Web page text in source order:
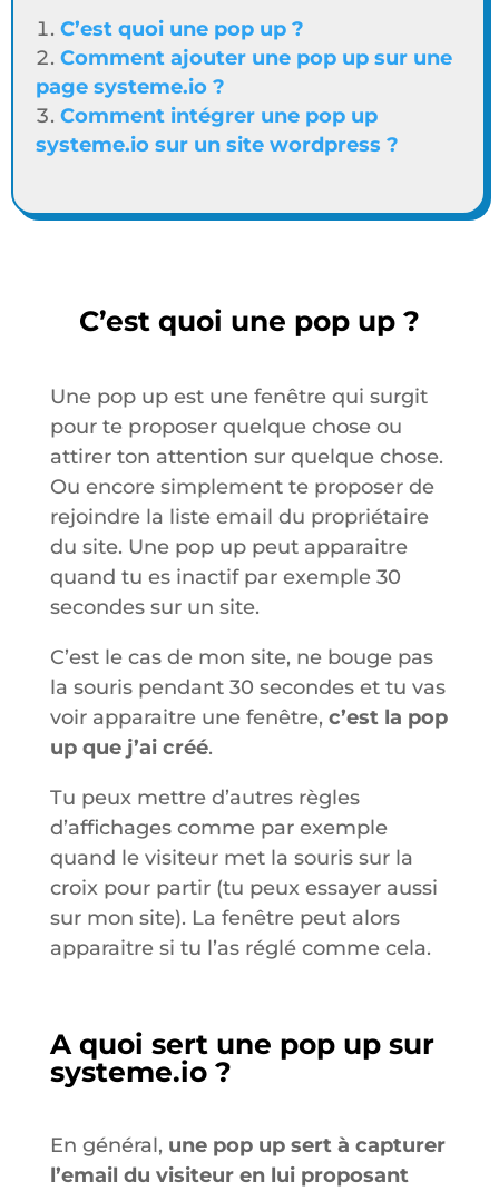
C’est quoi une pop up ?
Comment ajouter une pop up sur une
page systeme.io ?
Comment intégrer une pop up
systeme.io sur un site wordpress ?
C’est quoi une pop up ?
Une pop up est une fenêtre qui surgit
pour te proposer quelque chose ou
attirer ton attention sur quelque chose.
Ou encore simplement te proposer de
rejoindre la liste email du propriétaire
du site. Une pop up peut apparaitre
quand tu es inactif par exemple 30
secondes sur un site.
C’est le cas de mon site, ne bouge pas
la souris pendant 30 secondes et tu vas
voir apparaitre une fenêtre, c’est la pop
up que j’ai créé.
Tu peux mettre d’autres règles
d’affichages comme par exemple
quand le visiteur met la souris sur la
croix pour partir (tu peux essayer aussi
sur mon site). La fenêtre peut alors
apparaitre si tu l’as réglé comme cela.
A quoi sert une pop up sur
systeme.io ?
En général, une pop up sert à capturer
l’email du visiteur en lui proposant